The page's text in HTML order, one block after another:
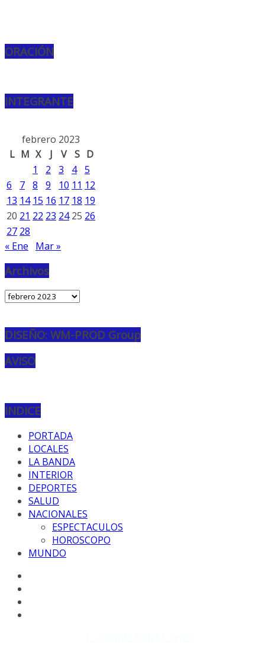
ORACIÓN
INTEGRANTE
febrero 2023
L M X J V S D
1
2 3 4 5
6
7 8 9 10 11 12
13 14 15 16 17 18 19
20 21 22 23 24 25 26
27 28
« Ene
Mar »
Archivos
Archivos
DISEÑO: WM-PROD Group
AVISO
INDICE
PORTADA
LOCALES
LA BANDA
INTERIOR
DEPORTES
SALUD
NACIONALES
ESPECTACULOS
HOROSCOPO
MUNDO